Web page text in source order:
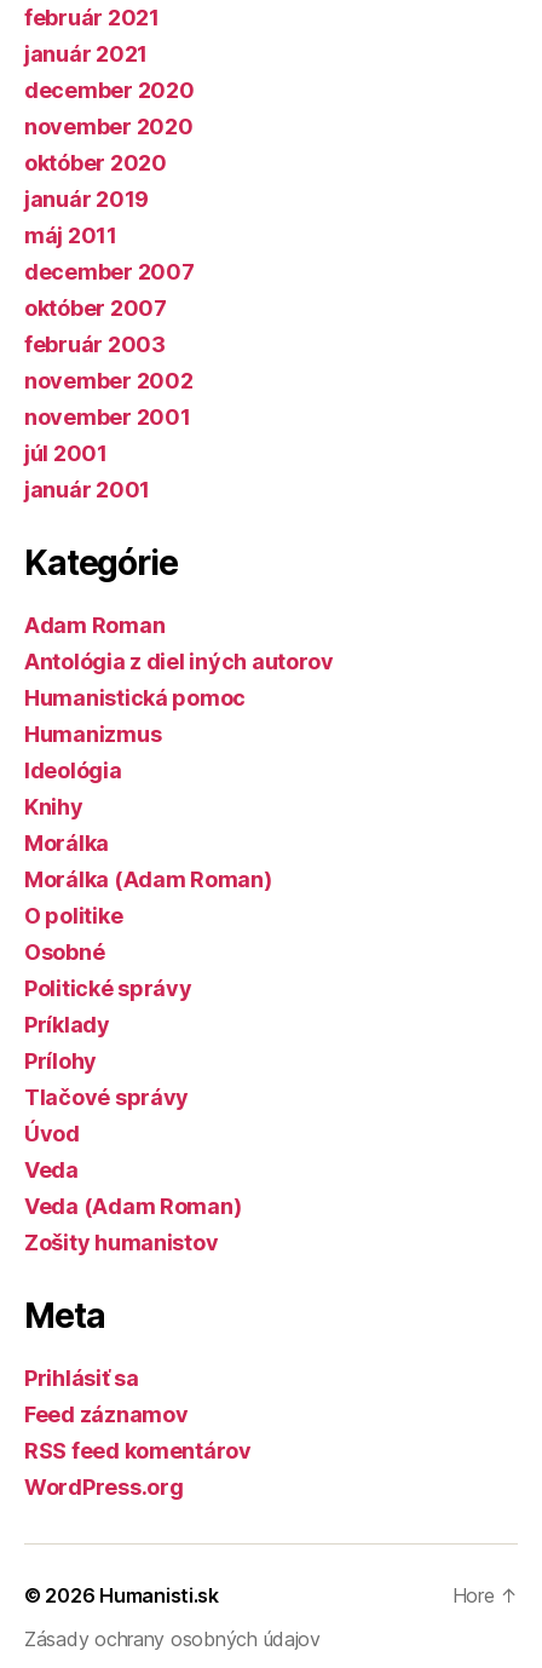
február 2021
január 2021
december 2020
november 2020
október 2020
január 2019
máj 2011
december 2007
október 2007
február 2003
november 2002
november 2001
júl 2001
január 2001
Kategórie
Adam Roman
Antológia z diel iných autorov
Humanistická pomoc
Humanizmus
Ideológia
Knihy
Morálka
Morálka (Adam Roman)
O politike
Osobné
Politické správy
Príklady
Prílohy
Tlačové správy
Úvod
Veda
Veda (Adam Roman)
Zošity humanistov
Meta
Prihlásiť sa
Feed záznamov
RSS feed komentárov
WordPress.org
© 2026 Humanisti.sk
Zásady ochrany osobných údajov
Hore ↑